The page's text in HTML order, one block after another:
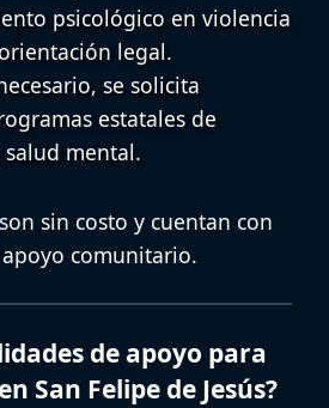
psicológico en violencia
legal.
se solicita
estatales de
mental.
sin costo y cuentan con
comunitario.
de apoyo para
San Felipe de Jesús?